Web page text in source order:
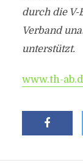
durch die
Verband
unterstützt.
www.th-